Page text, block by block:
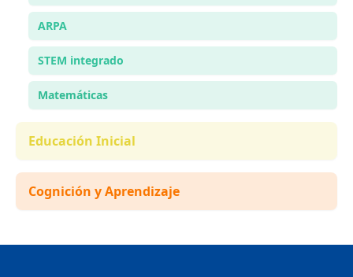
ARPA
STEM integrado
Matemáticas
Educación Inicial
Cognición y Aprendizaje